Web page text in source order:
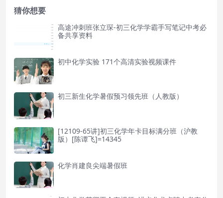
猜你想要
高途冲刺班张立琛-初三化学学霸手写笔记中考必
备共享资料
初中化学实验 171个高清实验视频课件
初三新生化学暑假预习领先班（人教版）
[12109-65讲]初三化学年卡目标满分班（沪教
版）[陈谭飞]=14345
化学肖建良尖端暑假班